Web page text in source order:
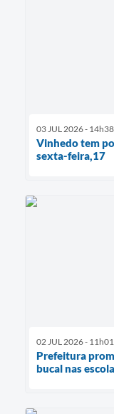
03 JUL 2026 - 14h38
Vinhedo tem
sexta-feira,17
02 JUL 2026 - 11h01
Prefeitura
bucal nas